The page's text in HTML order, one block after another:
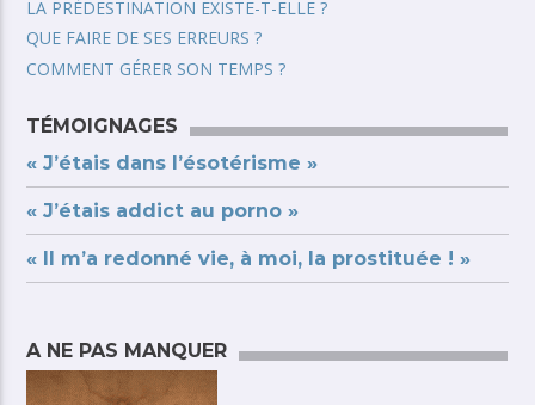
LA PRÉDESTINATION EXISTE-T-ELLE ?
QUE FAIRE DE SES ERREURS ?
COMMENT GÉRER SON TEMPS ?
TÉMOIGNAGES
« J’étais dans l’ésotérisme »
« J’étais addict au porno »
« Il m’a redonné vie, à moi, la prostituée ! »
A NE PAS MANQUER